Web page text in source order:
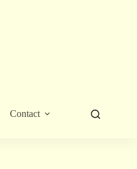
Contact